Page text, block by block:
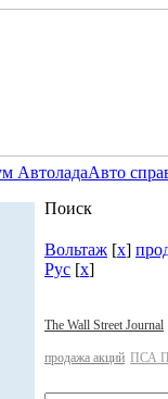
АвтоладаАвто
Поиск
Вольтаж [x]
Рус [x]
The Wall Street Journal
продажа акций ПСА